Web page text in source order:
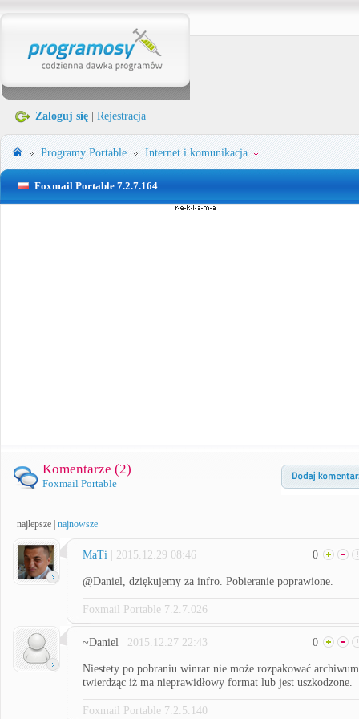
Zaloguj się Rejestracja
Programy Portable Internet i komunikacja
Foxmail Portable 7.2.7.164
Komentarze (2)
Foxmail Portable
najlepsze najnowsze
MaTi | 2015.12.29 08:46 0
@Daniel, dziękujemy za infro. Pobieranie poprawione.
Foxmail Portable 7.2.7.026
~Daniel | 2015.12.27 22:43 0
Niestety po pobraniu winrar nie może rozpakować archiwum
twierdząc iż ma nieprawidłowy format lub jest uszkodzone.
Foxmail Portable 7.2.5.140